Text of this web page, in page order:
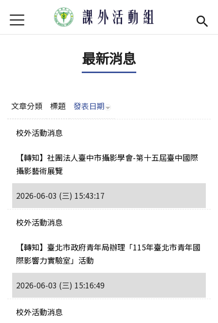
首頁
學務處首頁(link is external)
社團現況
社團營運
Open
場器介紹
活動集錦
法令規章
Jump to Navigation
Jump to Main content
最新消息
文章分類 標題 發表日期
校外活動消息
【轉知】社團法人臺中市攝影學會-第十五屆臺中國際
攝影藝術展覽
2026-06-03 (三) 15:43:17
校外活動消息
【轉知】臺北市政府青年局辦理「115年臺北市青年國
際影響力實驗室」活動
2026-06-03 (三) 15:16:49
校外活動消息